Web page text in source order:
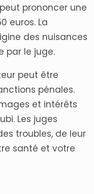
prononcer une
euros. La
des nuisances
par le juge.
peut être
pénales.
et intérêts
Les juges
troubles, de leur
santé et votre